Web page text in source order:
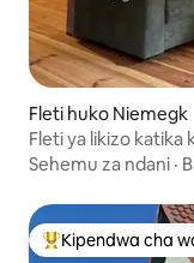
Fleti huko Niemegk
Fleti ya likizo katika
Sehemu za ndani ·
Kipendwa
Kipendwa cha